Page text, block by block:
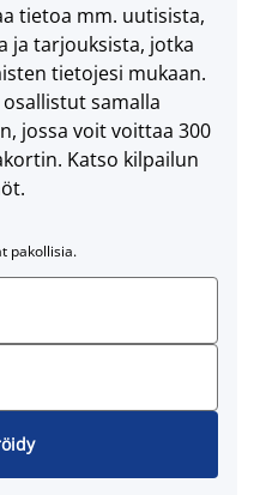
tietoa mm. uutisista,
ja tarjouksista, jotka
tietojesi mukaan.
samalla
jossa voit voittaa 300
Katso kilpailun
pakollisia.